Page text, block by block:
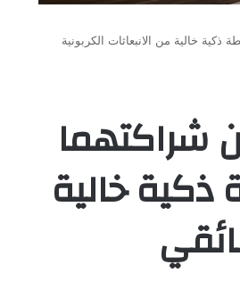
ذكية خالية من الانبعاثات الكربونية
شراكتهما
خالية